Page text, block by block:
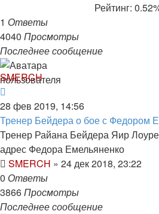
Рейтинг:
1 Ответы
4040 Просмотры
Последнее сообщение
SMERCH
28 фев 2019, 14:56
Тренер Бейдера о бое с Федором
Тренер Райана Бейдера Яир
адрес Федора Емельяненко
SMERCH » 24 дек 2018, 23:22
0 Ответы
3866Просмотры
Последнее сообщение